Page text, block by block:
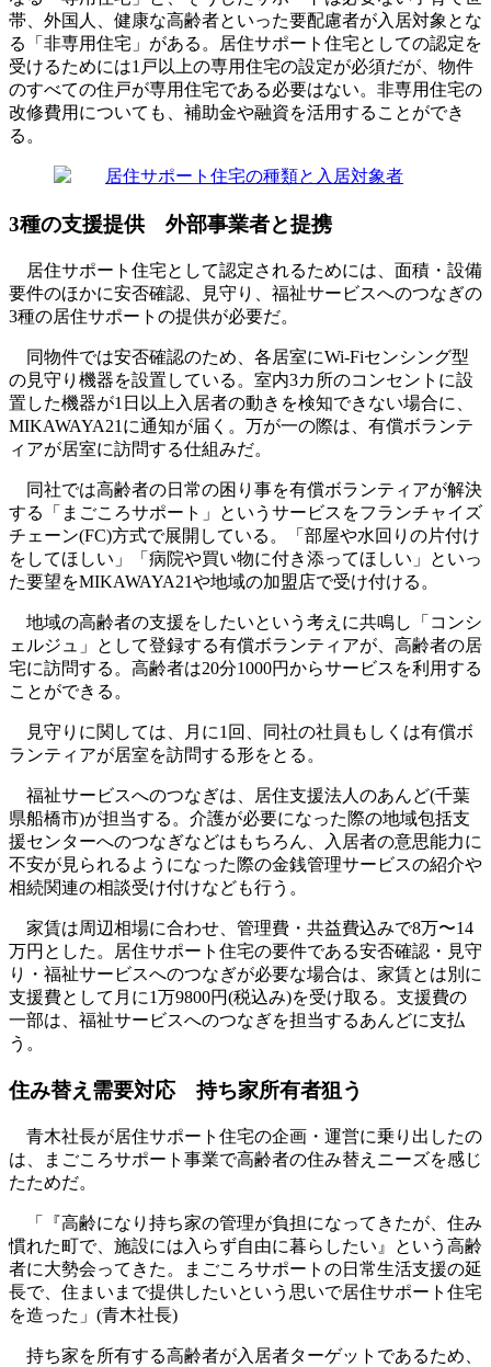
帯、外国人、健康な高齢者といった要配慮者が入居対象とな
る「非専用住宅」がある。居住サポート住宅としての認定を
受けるためには1戸以上の専用住宅の設定が必須だが、物件
のすべての住戸が専用住宅である必要はない。非専用住宅の
改修費用についても、補助金や融資を活用することができ
る。
3種の支援提供 外部事業者と提携
居住サポート住宅として認定されるためには、面積・設備
要件のほかに安否確認、見守り、福祉サービスへのつなぎの
3種の居住サポートの提供が必要だ。
同物件では安否確認のため、各居室にWi‐Fiセンシング型
の見守り機器を設置している。室内3カ所のコンセントに設
置した機器が1日以上入居者の動きを検知できない場合に、
MIKAWAYA21に通知が届く。万が一の際は、有償ボランテ
ィアが居室に訪問する仕組みだ。
同社では高齢者の日常の困り事を有償ボランティアが解決
する「まごころサポート」というサービスをフランチャイズ
チェーン(FC)方式で展開している。「部屋や水回りの片付け
をしてほしい」「病院や買い物に付き添ってほしい」といっ
た要望をMIKAWAYA21や地域の加盟店で受け付ける。
地域の高齢者の支援をしたいという考えに共鳴し「コンシ
ェルジュ」として登録する有償ボランティアが、高齢者の居
宅に訪問する。高齢者は20分1000円からサービスを利用する
ことができる。
見守りに関しては、月に1回、同社の社員もしくは有償ボ
ランティアが居室を訪問する形をとる。
福祉サービスへのつなぎは、居住支援法人のあんど(千葉
県船橋市)が担当する。介護が必要になった際の地域包括支
援センターへのつなぎなどはもちろん、入居者の意思能力に
不安が見られるようになった際の金銭管理サービスの紹介や
相続関連の相談受け付けなども行う。
家賃は周辺相場に合わせ、管理費・共益費込みで8万〜14
万円とした。居住サポート住宅の要件である安否確認・見守
り・福祉サービスへのつなぎが必要な場合は、家賃とは別に
支援費として月に1万9800円(税込み)を受け取る。支援費の
一部は、福祉サービスへのつなぎを担当するあんどに支払
う。
住み替え需要対応 持ち家所有者狙う
青木社長が居住サポート住宅の企画・運営に乗り出したの
は、まごころサポート事業で高齢者の住み替えニーズを感じ
たためだ。
「『高齢になり持ち家の管理が負担になってきたが、住み
慣れた町で、施設には入らず自由に暮らしたい』という高齢
者に大勢会ってきた。まごころサポートの日常生活支援の延
長で、住まいまで提供したいという思いで居住サポート住宅
を造った」(青木社長)
持ち家を所有する高齢者が入居者ターゲットであるため、